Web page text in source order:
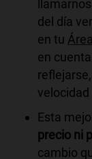
del día
en tu
en
velocidad
Esta
precio ni
cambio